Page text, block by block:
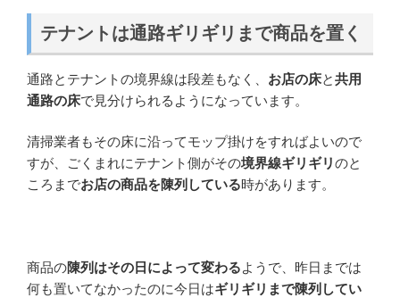
テナントは通路ギリギリまで商品を置く
通路とテナントの境界線は段差もなく、 お店の床と共用
通路の床で見分けられるようになっています。
清掃業者もその床に沿ってモップ掛けをすればよいので
すが、ごくまれにテナント側がその境界線ギリギリのと
ころまでお店の商品を陳列している時があります。
商品の陳列はその日によって変わるようで、昨日までは
何も置いてなかったのに今日はギリギリまで陳列してい